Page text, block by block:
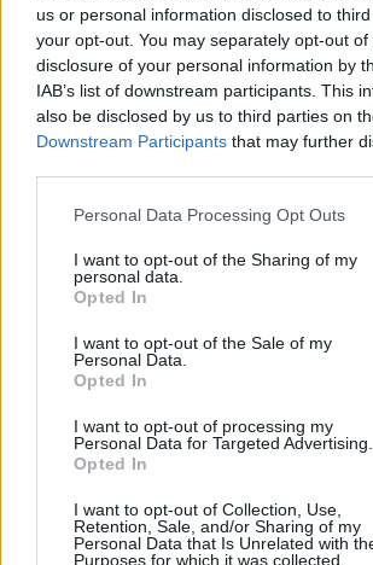
us or personal information disclosed to
your opt-out. You may separately opt-out
disclosure of your personal information by
IAB’s list of downstream participants. This
also be disclosed by us to third parties on
Downstream Participants that may further
Personal Data Processing Opt Outs
I want to opt-out of the Sharing of my
personal data.
Opted In
I want to opt-out of the Sale of my
Personal Data.
Opted In
I want to opt-out of processing my
Personal Data for Targeted Advertising.
Opted In
I want to opt-out of Collection, Use,
Retention, Sale, and/or Sharing of my
Personal Data that Is Unrelated with
Purposes for which it was collected.
Commenti
L'email è richiesta ma non verrà mostrata ai visitatori. Il
di VareseNews.it, che rimane autonoma e
commenti non sono testi giornalistici, ma post inviati
possono essere automaticamente pubblicati senza filtro
che includano uno o più link a siti esterni verranno